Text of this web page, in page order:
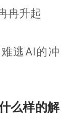
冉升起
逃AI的冲
么样的解